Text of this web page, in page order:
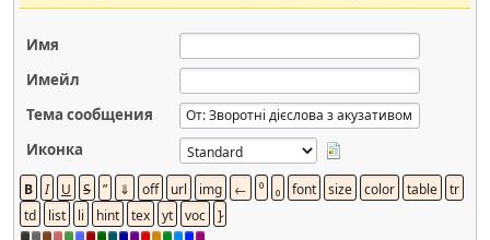
Имя
Имейл
Тема сообщения
Иконка